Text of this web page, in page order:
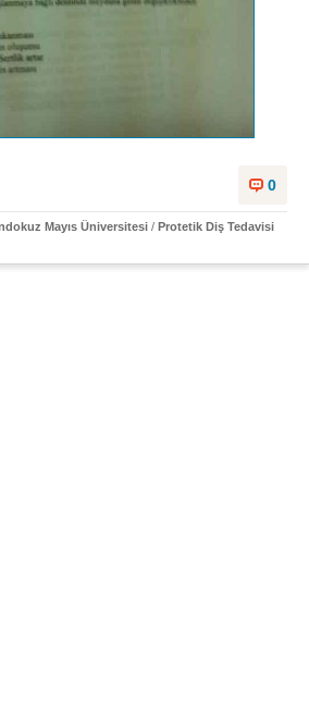
0
Mayıs Üniversitesi / Protetik Diş Tedavisi